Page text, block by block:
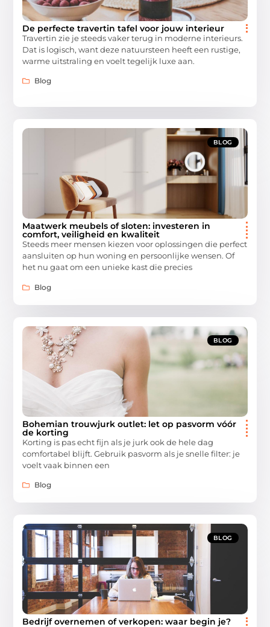
De perfecte travertin tafel voor jouw interieur
Travertin zie je steeds vaker terug in moderne interieurs.
Dat is logisch, want deze natuursteen heeft een rustige,
warme uitstraling en voelt tegelijk luxe aan.
Blog
BLOG
Maatwerk meubels of sloten: investeren in
comfort, veiligheid en kwaliteit
Steeds meer mensen kiezen voor oplossingen die perfect
aansluiten op hun woning en persoonlijke wensen. Of
het nu gaat om een unieke kast die precies
Blog
BLOG
Bohemian trouwjurk outlet: let op pasvorm vóór
de korting
Korting is pas echt fijn als je jurk ook de hele dag
comfortabel blijft. Gebruik pasvorm als je snelle filter: je
voelt vaak binnen een
Blog
BLOG
Bedrijf overnemen of verkopen: waar begin je?